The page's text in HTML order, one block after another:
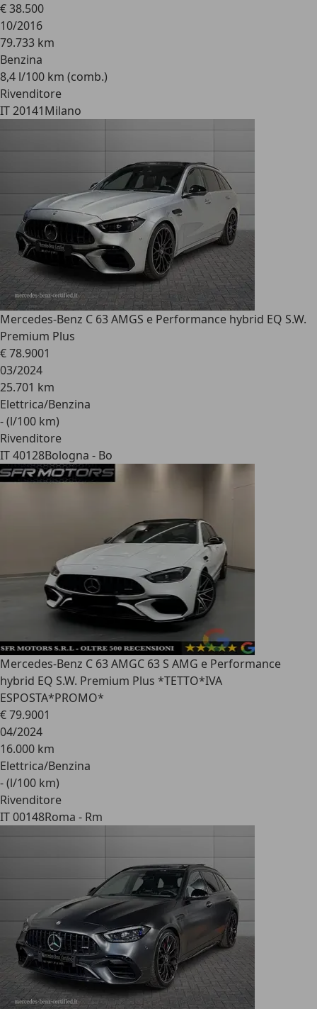
€ 38.500
10/2016
79.733 km
Benzina
8,4 l/100 km (comb.)
Rivenditore
IT 20141Milano
Mercedes-Benz C 63 AMGS e Performance hybrid EQ S.W.
Premium Plus
€ 78.9001
03/2024
25.701 km
Elettrica/Benzina
- (l/100 km)
Rivenditore
IT 40128Bologna - Bo
Mercedes-Benz C 63 AMGC 63 S AMG e Performance
hybrid EQ S.W. Premium Plus *TETTO*IVA
ESPOSTA*PROMO*
€ 79.9001
04/2024
16.000 km
Elettrica/Benzina
- (l/100 km)
Rivenditore
IT 00148Roma - Rm